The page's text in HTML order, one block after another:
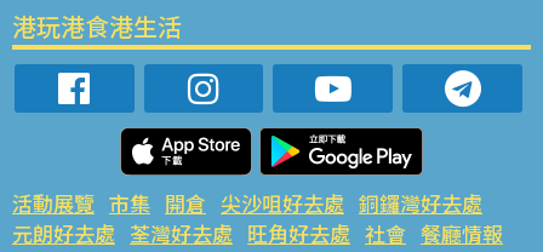
港玩港食港生活
活動展覽 市集 開倉 尖沙咀好去處 銅鑼灣好去處
元朗好去處 荃灣好去處 旺角好去處 社會 餐廳情報